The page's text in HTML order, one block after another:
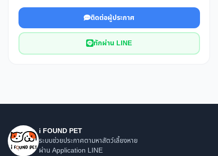
ติดต่อผู้ประกาศ
ทักผ่าน LINE
i FOUND PET
ระบบช่วยประกาศตามหาสัตว์เลี้ยงหาย
ผ่าน Application LINE